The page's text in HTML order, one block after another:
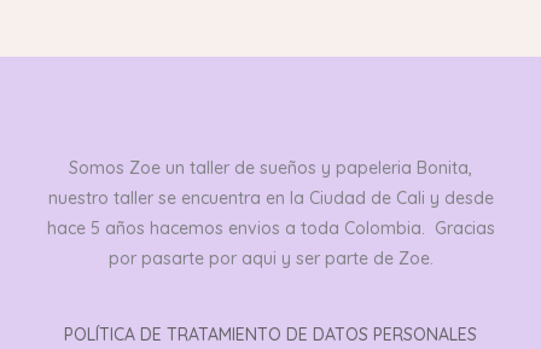
Somos Zoe un taller de sueños y papeleria Bonita,
nuestro taller se encuentra en la Ciudad de Cali y desde
hace 5 años hacemos envios a toda Colombia. Gracias
por pasarte por aqui y ser parte de Zoe.
POLÍTICA DE TRATAMIENTO DE DATOS PERSONALES